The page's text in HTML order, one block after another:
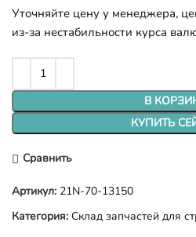
Уточняйте цену у менеджера,
из-за нестабильности курса
В
КУПИТЬ
Сравнить
Артикул: 21N-70-13150
Категория: Склад запчастей для